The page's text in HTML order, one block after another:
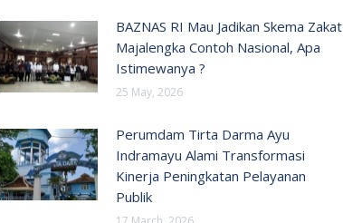
BAZNAS RI Mau Jadikan Skema Zakat
Majalengka Contoh Nasional, Apa
Istimewanya ?
25 May, 2026
Perumdam Tirta Darma Ayu
Indramayu Alami Transformasi
Kinerja Peningkatan Pelayanan
Publik